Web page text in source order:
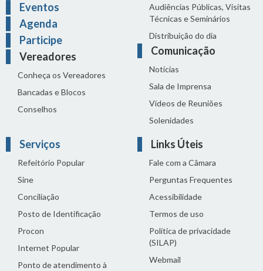
Eventos
Agenda
Participe
Vereadores
Conheça os Vereadores
Bancadas e Blocos
Conselhos
Audiências Públicas, Visitas
Técnicas e Seminários
Distribuição do dia
Comunicação
Notícias
Sala de Imprensa
Vídeos de Reuniões
Solenidades
Serviços
Refeitório Popular
Sine
Conciliação
Posto de Identificação
Procon
Internet Popular
Ponto de atendimento à
Links Úteis
Fale com a Câmara
Perguntas Frequentes
Acessibilidade
Termos de uso
Política de privacidade
(SILAP)
Webmail